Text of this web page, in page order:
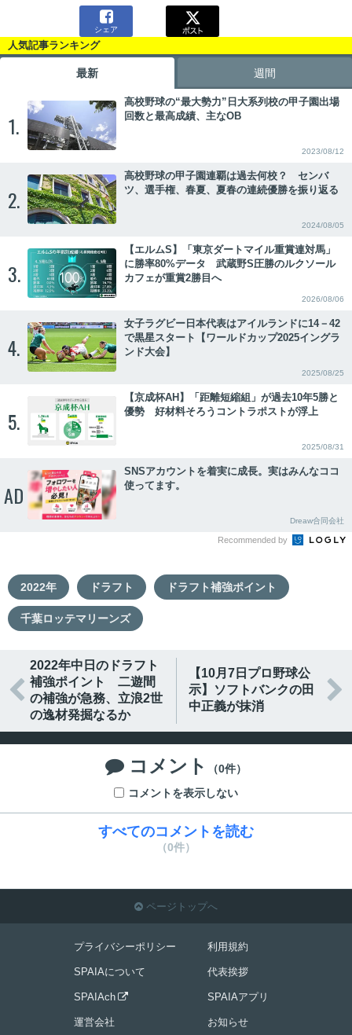

シェア
人気記事ランキング
最新 週間
1.
高校野球の“最大勢力”日大系列校の甲子園出場
回数と最高成績、主なOB
2023/08/12
2.
高校野球の甲子園連覇は過去何校？ センバ
ツ、選手権、春夏、夏春の連続優勝を振り返る
2024/08/05
3.
【エルムS】「東京ダートマイル重賞連対馬」
に勝率80%データ 武蔵野S圧勝のルクソール
カフェが重賞2勝目へ
2026/08/06
4.
女子ラグビー日本代表はアイルランドに14－42
で黒星スタート【ワールドカップ2025イングラ
ンド大会】
2025/08/25
5.
【京成杯AH】「距離短縮組」が過去10年5勝と
優勢 好材料そろうコントラポストが浮上
2025/08/31
AD
SNSアカウントを着実に成長。実はみんなココ
使ってます。
Dreaw合同会社
Recommended by
2022年 ドラフト ドラフト補強ポイント
千葉ロッテマリーンズ

2022年中日のドラフト
補強ポイント 二遊間
の補強が急務、立浪2世
の逸材発掘なるか
【10月7日プロ野球公
示】ソフトバンクの田
中正義が抹消

 コメント
（0件）
コメントを表示しない
すべてのコメントを読む
（0件）
 ページトップへ
プライバシーポリシー
SPAIAについて
SPAIAch 
運営会社
利用規約
代表挨拶
SPAIAアプリ
お知らせ